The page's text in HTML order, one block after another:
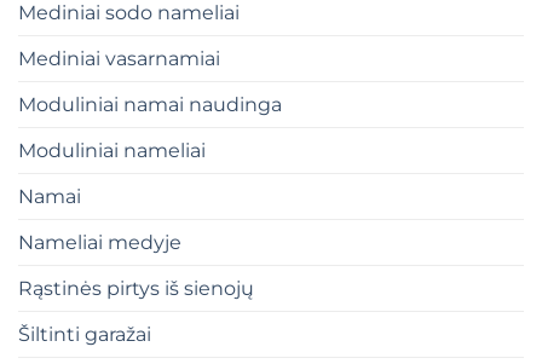
Mediniai sodo nameliai
Mediniai vasarnamiai
Moduliniai namai naudinga
Moduliniai nameliai
Namai
Nameliai medyje
Rąstinės pirtys iš sienojų
Šiltinti garažai